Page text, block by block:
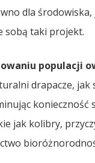
dla
sobą taki projekt.
populacji
drapacze, jak
konieczność
jak kolibry,